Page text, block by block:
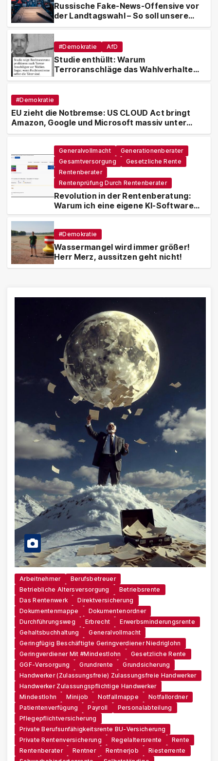
Russische Fake-News-Offensive vor
der Landtagswahl – So soll unsere
Demokratie manipuliert werden
#Demokratie AfD
Studie enthüllt: Warum
Terroranschläge das Wahlverhalten
verändern – und weshalb die AfD
#Demokratie
EU zieht die Notbremse: US CLOUD Act bringt
Amazon, Google und Microsoft massiv unter
Druck
Generalvollmacht
Generationenberater
Gesamtversorgung
Gesetzliche Rente
Rentenberater
Rentenprüfung Durch Rentenberater
Revolution in der Rentenberatung:
Warum ich eine eigene KI-Software
entwickle
#Demokratie
Wassermangel wird immer größer!
Herr Merz, aussitzen geht nicht!
Arbeitnehmer
Berufsbetreuer
Betriebliche Altersversorgung
Betriebsrente
Das Rentenwerk
Direktversicherung
Dokumentenmappe
Dokumentenordner
Durchführungsweg
Erbrecht
Erwerbsminderungsrente
Gehaltsbuchhaltung
Generalvollmacht
Geringfügig Beschäftigte Geringverdiener Niedriglohn
Geringverdiener Mit #Mindestlohn
Gesetzliche Rente
GGF-Versorgung
Grundrente
Grundsicherung
Handwerker (zulassungsfreie) Zulassungsfreie Handwerker
Handwerker Zulassungspflichtige Handwerker
Mindestlohn
Minijob Notfallmappe
Notfallordner
Patientenverfügung
Payroll
Personalabteilung
Pflegepflichtversicherung
Private Berufsunfähigkeitsrente BU-Versicherung
Private Rentenversicherung
Regelaltersrente
Rente
Rentenberater
Rentner Rentnerjob
Riesterrente